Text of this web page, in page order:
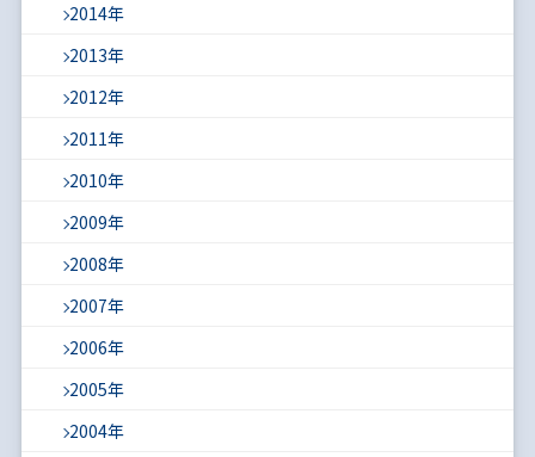
2014年
2013年
2012年
2011年
2010年
2009年
2008年
2007年
2006年
2005年
2004年